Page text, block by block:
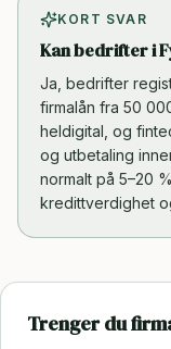
KORT SVAR
Kan bedrifter i
Ja, bedrifter
firmalån fra 50
heldigital, og
og utbetaling
normalt på 5–20
kredittverdighet
Trenger du